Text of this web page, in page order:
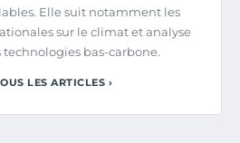
Elle suit notamment les
sur le climat et analyse
technologies bas-carbone.
LES ARTICLES ›